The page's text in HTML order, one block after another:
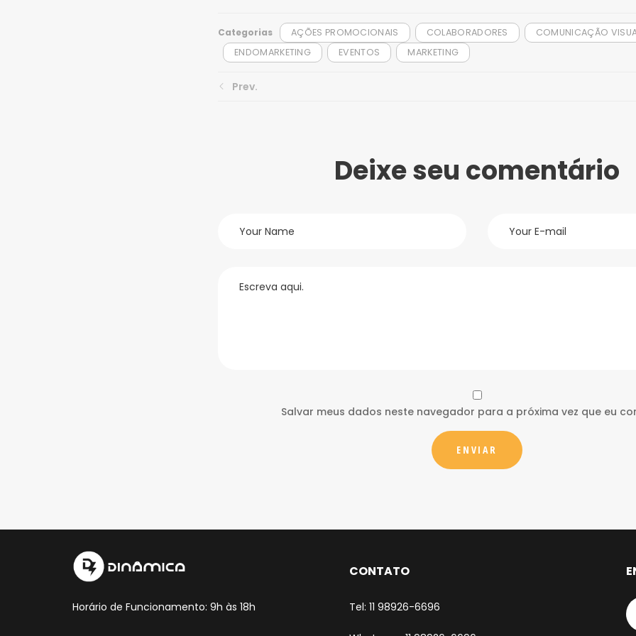
Categorias AÇÕES PROMOCIONAIS COLABORADORES
COMUNICAÇÃO
ENDOMARKETING
EVENTOS MARKETING
Prev.
Deixe seu comentário
Salvar meus dados neste navegador para a próxima vez que eu
Horário de Funcionamento: 9h às 18h
CONTATO
Tel: 11 98926-6696